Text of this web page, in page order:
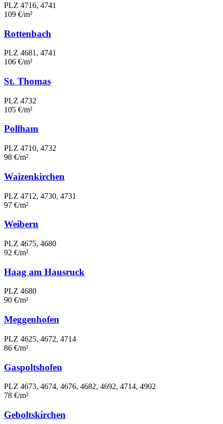
PLZ 4716, 4741
109 €/m²
Rottenbach
PLZ 4681, 4741
106 €/m²
St. Thomas
PLZ 4732
105 €/m²
Pollham
PLZ 4710, 4732
98 €/m²
Waizenkirchen
PLZ 4712, 4730, 4731
97 €/m²
Weibern
PLZ 4675, 4680
92 €/m²
Haag am Hausruck
PLZ 4680
90 €/m²
Meggenhofen
PLZ 4625, 4672, 4714
86 €/m²
Gaspoltshofen
PLZ 4673, 4674, 4676, 4682, 4692, 4714, 4902
78 €/m²
Geboltskirchen